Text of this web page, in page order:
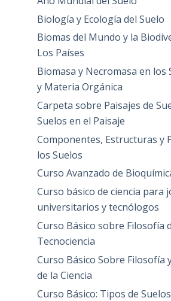
Biología y Ecología del Suelo
Biomas del Mundo y la
Los Países
Biomasa y Necromasa en los
y Materia Orgánica
Carpeta sobre Paisajes de
Suelos en el Paisaje
Componentes, Estructuras y
los Suelos
Curso Avanzado de
Curso básico de ciencia para
universitarios y tecnólogos
Curso Básico sobre Filosofía
Tecnociencia
Curso Básico Sobre Filosofía
de la Ciencia
Curso Básico: Tipos de